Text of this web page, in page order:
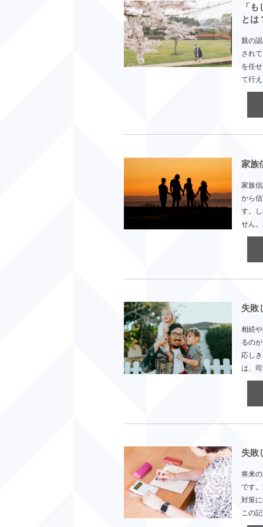
「
とは
親の
され
を任
て行
家族
家族
から
す。
せん
失敗
相続
るの
応し
は、
失敗
将来
です
対策
この